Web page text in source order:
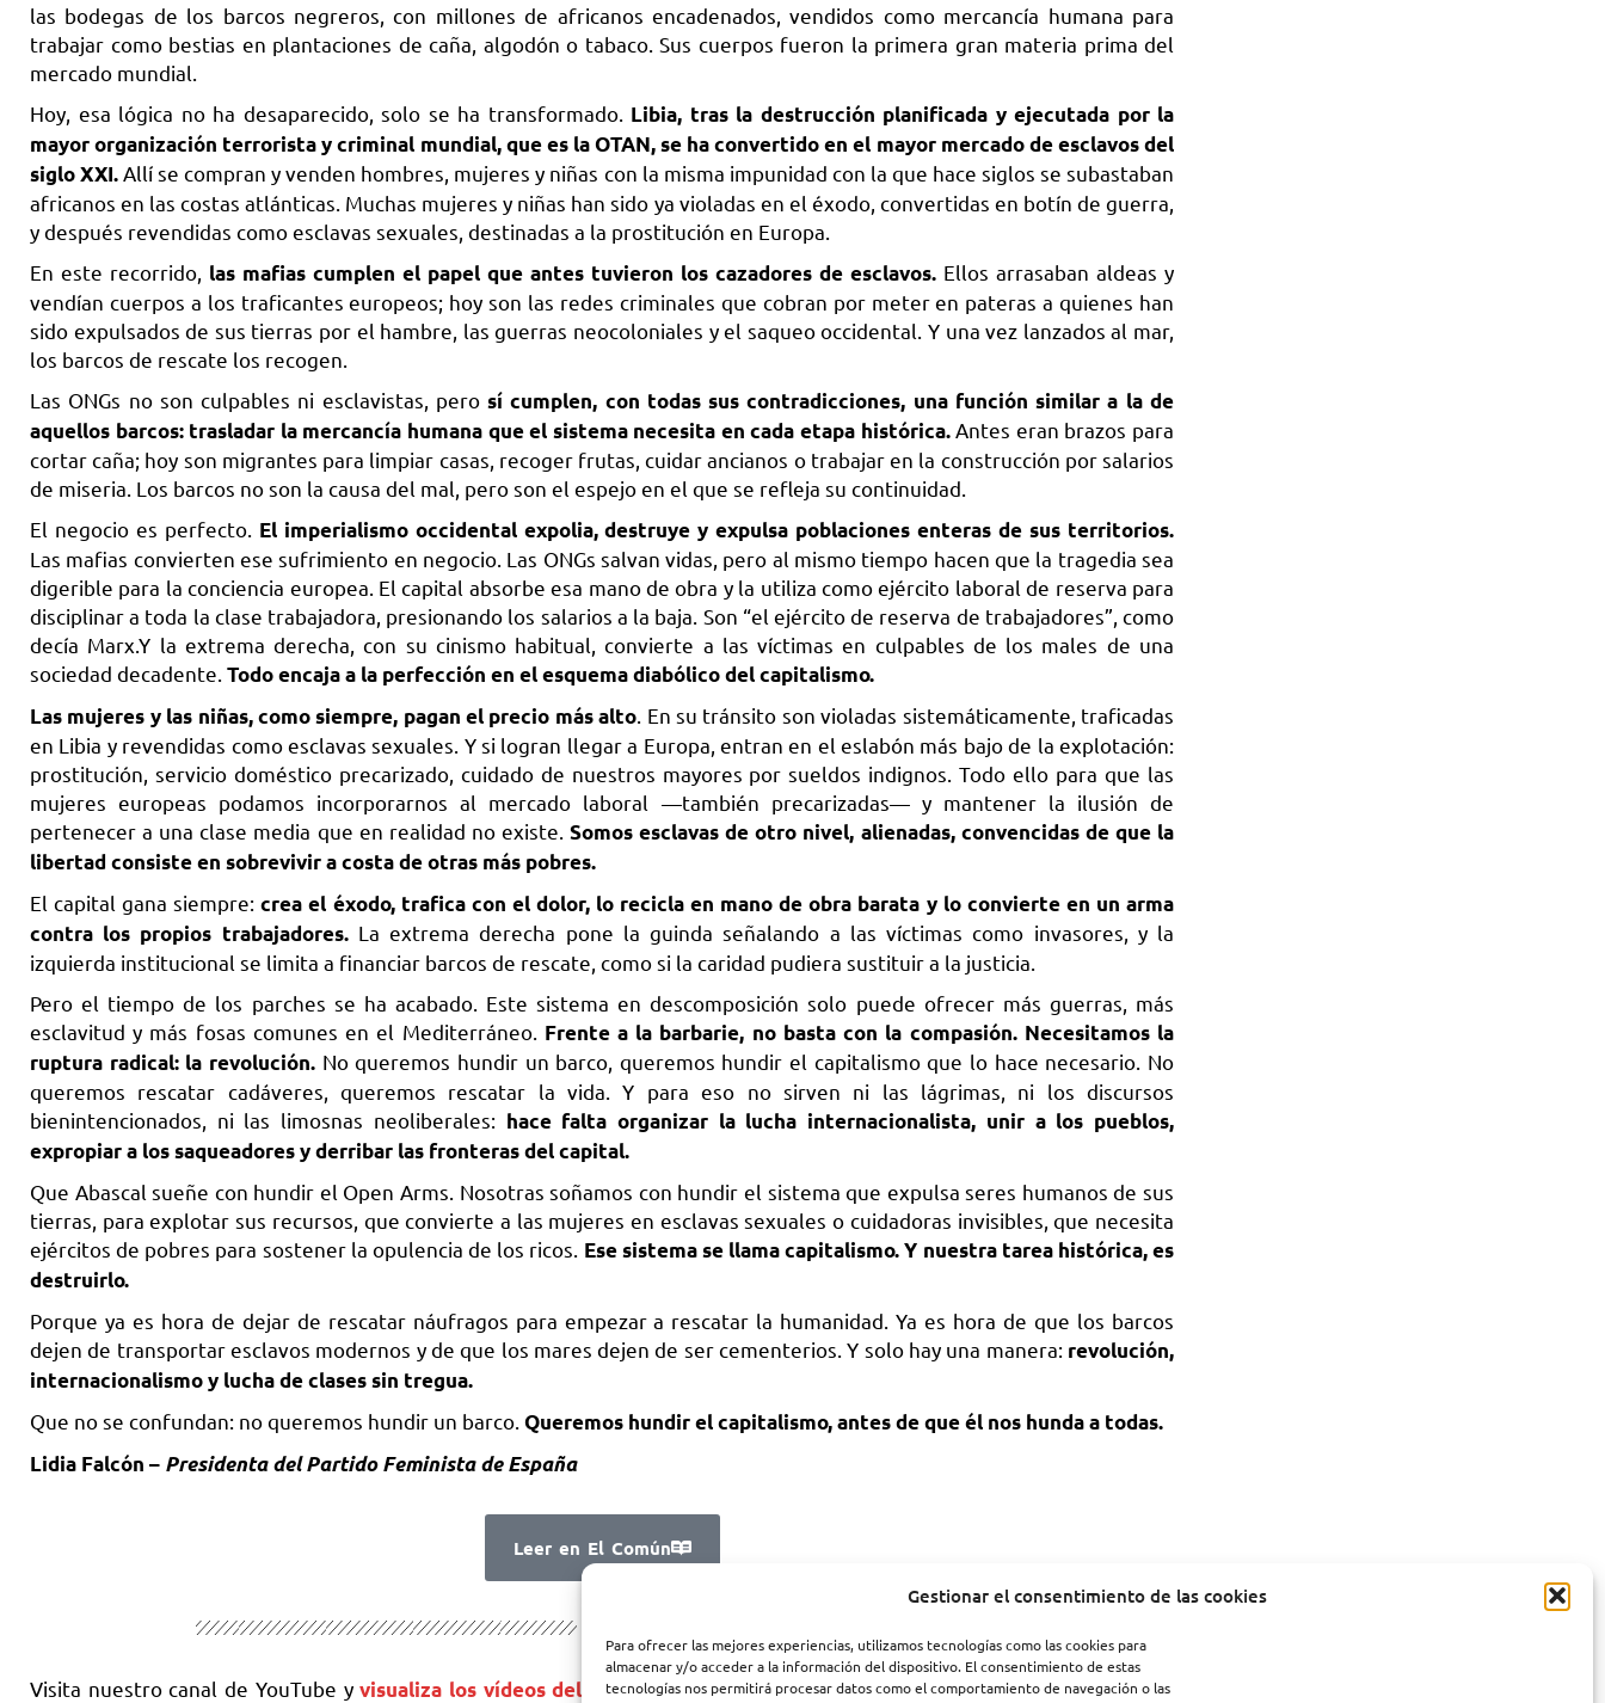
Gestionar el consentimiento de las cookies
Para ofrecer las mejores experiencias, utilizamos tecnologías como las cookies para
almacenar y/o acceder a la información del dispositivo. El consentimiento de estas
tecnologías nos permitirá procesar datos como el comportamiento de navegación o las
las bodegas de los barcos negreros, con millones de africanos encadenados, vendidos como mercancía humana para
trabajar como bestias en plantaciones de caña, algodón o tabaco. Sus cuerpos fueron la primera gran materia prima del
mercado mundial.
Hoy, esa lógica no ha desaparecido, solo se ha transformado. Libia, tras la destrucción planificada y ejecutada por la
mayor organización terrorista y criminal mundial, que es la OTAN, se ha convertido en el mayor mercado de esclavos del
siglo XXI. Allí se compran y venden hombres, mujeres y niñas con la misma impunidad con la que hace siglos se subastaban
africanos en las costas atlánticas. Muchas mujeres y niñas han sido ya violadas en el éxodo, convertidas en botín de guerra,
y después revendidas como esclavas sexuales, destinadas a la prostitución en Europa.
En este recorrido, las mafias cumplen el papel que antes tuvieron los cazadores de esclavos. Ellos arrasaban aldeas y
vendían cuerpos a los traficantes europeos; hoy son las redes criminales que cobran por meter en pateras a quienes han
sido expulsados de sus tierras por el hambre, las guerras neocoloniales y el saqueo occidental. Y una vez lanzados al mar,
los barcos de rescate los recogen.
Las ONGs no son culpables ni esclavistas, pero sí cumplen, con todas sus contradicciones, una función similar a la de
aquellos barcos: trasladar la mercancía humana que el sistema necesita en cada etapa histórica.Antes eran brazos para
cortar caña; hoy son migrantes para limpiar casas, recoger frutas, cuidar ancianos o trabajar en la construcción por salarios
de miseria. Los barcos no son la causa del mal, pero son el espejo en el que se refleja su continuidad.
El negocio es perfecto. El imperialismo occidental expolia, destruye y expulsa poblaciones enteras de sus territorios.
Las mafias convierten ese sufrimiento en negocio. Las ONGs salvan vidas, pero al mismo tiempo hacen que la tragedia sea
digerible para la conciencia europea. El capital absorbe esa mano de obra y la utiliza como ejército laboral de reserva para
disciplinar a toda la clase trabajadora, presionando los salarios a la baja. Son “el ejército de reserva de trabajadores”, como
decía Marx.Y la extrema derecha, con su cinismo habitual, convierte a las víctimas en culpables de los males de una
sociedad decadente. Todo encaja a la perfección en el esquema diabólico del capitalismo.
Las mujeres y las niñas, como siempre, pagan el precio más alto . En su tránsito son violadas sistemáticamente, traficadas
en Libia y revendidas como esclavas sexuales. Y si logran llegar a Europa, entran en el eslabón más bajo de la explotación:
prostitución, servicio doméstico precarizado, cuidado de nuestros mayores por sueldos indignos. Todo ello para que las
mujeres europeas podamos incorporarnos al mercado laboral —también precarizadas— y mantener la ilusión de
pertenecer a una clase media que en realidad no existe.Somos esclavas de otro nivel, alienadas, convencidas de que la
libertad consiste en sobrevivir a costa de otras más pobres.
El capital gana siempre:crea el éxodo, trafica con el dolor, lo recicla en mano de obra barata y lo convierte en un arma
contra los propios trabajadores.La extrema derecha pone la guinda señalando a las víctimas como invasores, y la
izquierda institucional se limita a financiar barcos de rescate, como si la caridad pudiera sustituir a la justicia.
Pero el tiempo de los parches se ha acabado. Este sistema en descomposición solo puede ofrecer más guerras, más
esclavitud y más fosas comunes en el Mediterráneo. Frente a la barbarie, no basta con la compasión. Necesitamos la
ruptura radical: la revolución.No queremos hundir un barco, queremos hundir el capitalismo que lo hace necesario. No
queremos rescatar cadáveres, queremos rescatar la vida. Y para eso no sirven ni las lágrimas, ni los discursos
bienintencionados, ni las limosnas neoliberales: hace falta organizar la lucha internacionalista, unir a los pueblos,
expropiar a los saqueadores y derribar las fronteras del capital.
Que Abascal sueñe con hundir el Open Arms. Nosotras soñamos con hundir el sistema que expulsa seres humanos de sus
tierras, para explotar sus recursos, que convierte a las mujeres en esclavas sexuales o cuidadoras invisibles, que necesita
ejércitos de pobres para sostener la opulencia de los ricos. Ese sistema se llama capitalismo. Y nuestra tarea histórica, es
destruirlo.
Porque ya es hora de dejar de rescatar náufragos para empezar a rescatar la humanidad. Ya es hora de que los barcos
dejen de transportar esclavos modernos y de que los mares dejen de ser cementerios. Y solo hay una manera: revolución,
internacionalismo y lucha de clases sin tregua.
Que no se confundan: no queremos hundir un barco. Queremos hundir el capitalismo, antes de que él nos hunda a todas.
Lidia Falcón – Presidenta del Partido Feminista de España
Leer en El Común
Visita nuestro canal de YouTube y visualiza los vídeos del PFE¡Te animamos a que saques el máximo provecho de esta